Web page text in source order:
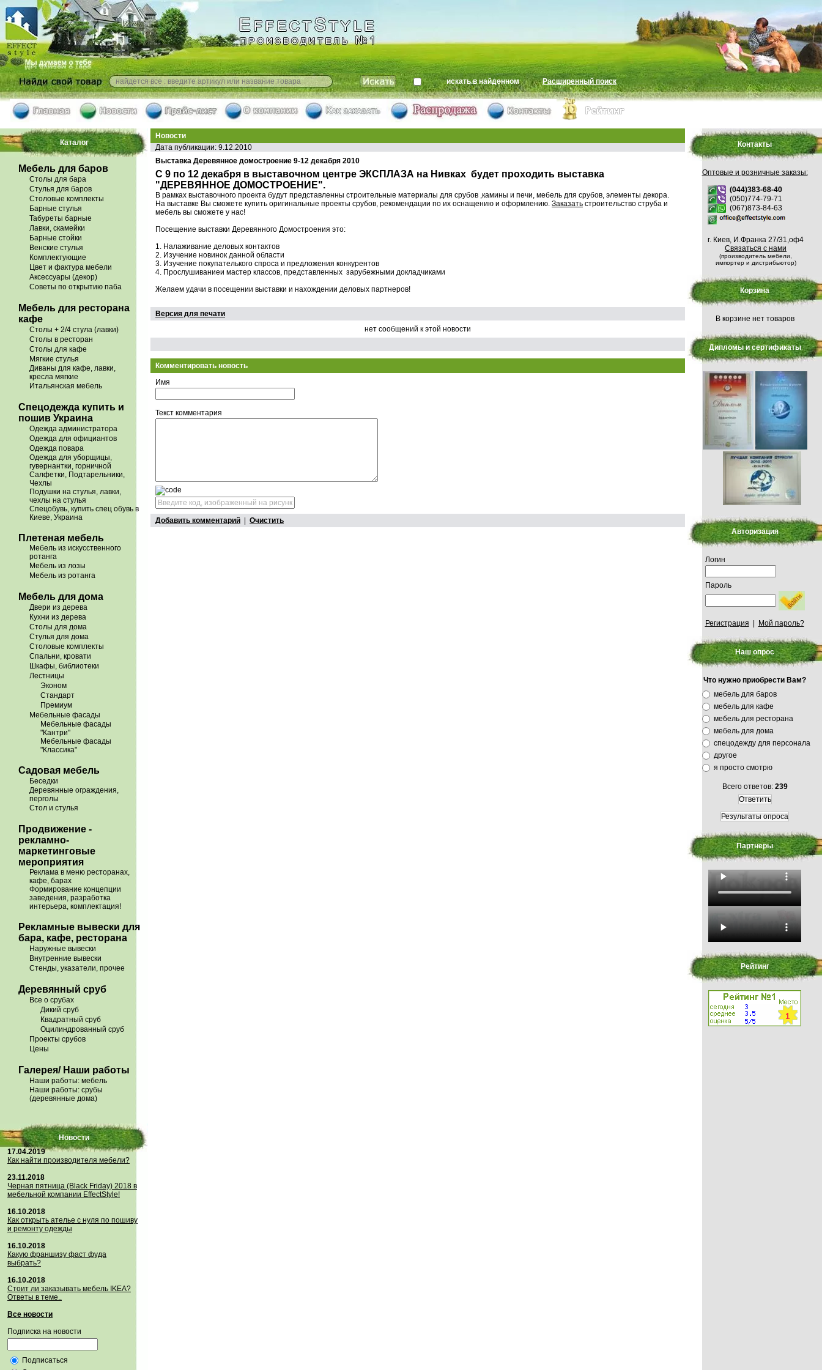
искать в найденном Расширенный поиск
Каталог
Мебель для баров
Столы для бара
Стулья для баров
Столовые комплекты
Барные стулья
Табуреты барные
Лавки, скамейки
Барные стойки
Венские стулья
Комплектующие
Цвет и фактура мебели
Аксессуары (декор)
Советы по открытию паба
Мебель для ресторана
кафе
Столы + 2/4 стула (лавки)
Столы в ресторан
Столы для кафе
Мягкие стулья
Диваны для кафе, лавки,
кресла мягкие
Итальянская мебель
Спецодежда купить и
пошив Украина
Одежда администратора
Одежда для официантов
Одежда повара
Одежда для уборщицы,
гувернантки, горничной
Салфетки, Подтарельники,
Чехлы
Подушки на стулья, лавки,
чехлы на стулья
Спецобувь, купить спец обувь в
Киеве, Украина
Плетеная мебель
Мебель из искусственного
ротанга
Мебель из лозы
Мебель из ротанга
Мебель для дома
Двери из дерева
Кухни из дерева
Столы для дома
Стулья для дома
Столовые комплекты
Спальни, кровати
Шкафы, библиотеки
Лестницы
Эконом
Стандарт
Премиум
Мебельные фасады
Мебельные фасады
"Кантри"
Мебельные фасады
"Классика"
Садовая мебель
Беседки
Деревянные ограждения,
перголы
Стол и стулья
Продвижение -
рекламно-
маркетинговые
мероприятия
Реклама в меню ресторанах,
кафе, барах
Формирование концепции
заведения, разработка
интерьера, комплектация!
Рекламные вывески для
бара, кафе, ресторана
Наружные вывески
Внутренние вывески
Стенды, указатели, прочее
Деревянный сруб
Все о срубах
Дикий сруб
Квадратный сруб
Оцилиндрованный сруб
Проекты срубов
Цены
Галерея/ Наши работы
Наши работы: мебель
Наши работы: срубы
(деревянные дома)
Новости
17.04.2019
Как найти производителя мебели?
23.11.2018
Черная пятница (Black Friday) 2018 в
мебельной компании EffectStyle!
16.10.2018
Как открыть ателье с нуля по пошиву
и ремонту одежды
16.10.2018
Какую франшизу фаст фуда
выбрать?
16.10.2018
Стoит ли заказывать мебель IKEA?
Ответы в теме..
Все новости
Подписка на новости
Подписаться
Новости
Дата публикации: 9.12.2010
Выставка Деревянное домостроение 9-12 декабря 2010
С 9 по 12 декабря в выставочном центре ЭКСПЛАЗА на Нивках будет проходить выставка
"ДЕРЕВЯННОЕ ДОМОСТРОЕНИЕ".
В рамках выставочного проекта будут представленны строительные материалы для срубов ,камины и печи, мебель для срубов, элементы декора.
На выставке Вы сможете купить оригинальные проекты срубов, рекомендации по их оснащению и оформлению. Заказать строительство струба и
мебель вы сможете у нас!
Посещение выставки Деревянного Домостроения это:
1. Налаживание деловых контактов
2. Изучение новинок данной области
3. Изучение покупателького спроса и предложения конкурентов
4. Прослушиваниеи мастер классов, представленных зарубежными докладчиками
Желаем удачи в посещении выставки и нахождении деловых партнеров!
Версия для печати
нет сообщений к этой новости
Комментировать новость
Имя
Текст комментария
Добавить комментарий Очистить
Контакты
Оптовые и розничные заказы:
(044)383-68-40
(050)774-79-71
(067)873-84-63
г. Киев, И.Франка 27/31,оф4
Связаться с нами
(производитель мебели,
импортер и дистрибьютор)
Корзина
В корзине нет товаров
Дипломы и сертификаты
Авторизация
Логин
Пароль
Регистрация Мой пароль?
Наш опрос
Что нужно приобрести Вам?
мебель для баров
мебель для кафе
мебель для ресторана
мебель для дома
спецодежду для персонала
другое
я просто смотрю
Всего ответов: 239
Ответить
Результаты опроса
Партнеры
Рейтинг